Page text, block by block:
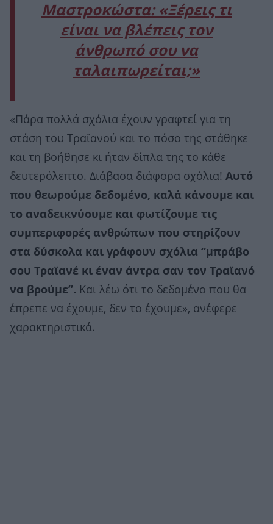
Μαστροκώστα: «Ξέρεις τι
είναι να βλέπεις τον
άνθρωπό σου να
ταλαιπωρείται;»
«Πάρα πολλά σχόλια έχουν γραφτεί για τη
στάση του Τραϊανού και το πόσο της στάθηκε
και τη βοήθησε κι ήταν δίπλα της το κάθε
δευτερόλεπτο. Διάβασα διάφορα σχόλια! Αυτό
που θεωρούμε δεδομένο, καλά κάνουμε και
το αναδεικνύουμε και φωτίζουμε τις
συμπεριφορές ανθρώπων που στηρίζουν
στα δύσκολα και γράφουν σχόλια “μπράβο
σου Τραϊανέ κι έναν άντρα σαν τον Τραϊανό
να βρούμε”. Και λέω ότι το δεδομένο που θα
έπρεπε να έχουμε, δεν το έχουμε», ανέφερε
χαρακτηριστικά.